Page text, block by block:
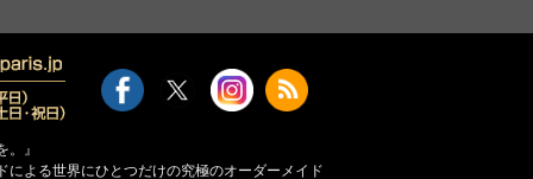
。』
よる世界にひとつだけの究極のオーダーメイド